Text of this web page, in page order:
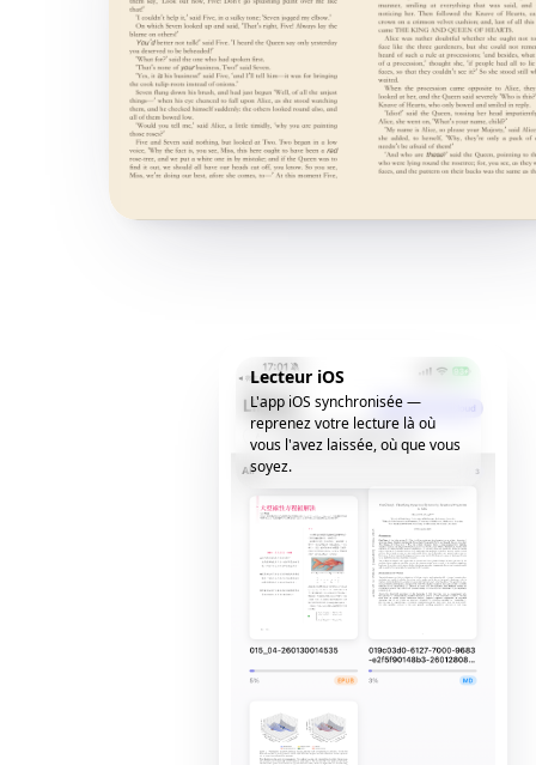
Lecteur iOS
L'app iOS synchronisée —
reprenez votre lecture là où
vous l'avez laissée, où que vous
soyez.